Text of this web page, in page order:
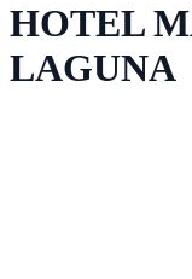
HOTEL
LAGUNA